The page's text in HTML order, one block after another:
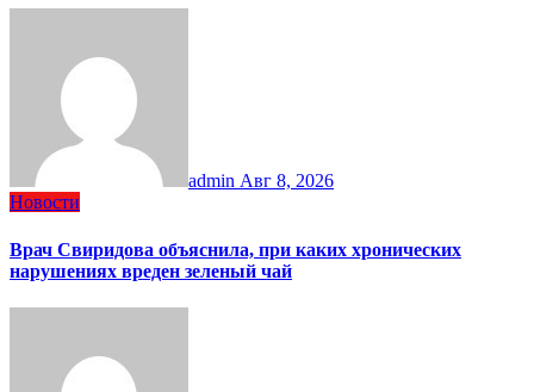
admin Авг 8, 2026
Новости
Врач Свиридова объяснила, при каких хронических
нарушениях вреден зеленый чай